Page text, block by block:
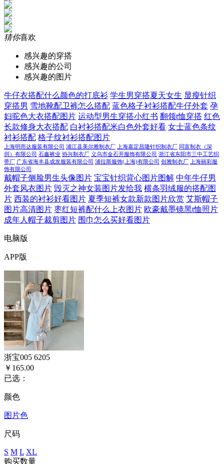
猜你喜欢
感兴趣的穿搭
感兴趣的公司
感兴趣的图片
牛仔衣搭配什么颜色的打底衫 学生男穿搭夏天女生 显瘦针织
穿搭男 雪地靴配卫裤怎么搭配 蓝色格子衬衫搭配牛仔外套 孕
妇驼色大衣搭配图片 运动型男生穿搭小红书 翻领t恤穿搭 红色
长款修身大衣搭配 白衬衫搭配米白色外套好看 女士蓝色条纹
衬衫搭配 格子纹衬衫搭配图片
上海明而达服装有限公司 浦江县美尔雅制衣厂 上海嘉定昌隆针织制衣厂 同富制衣（深
圳）有限公司 石鑫裤业 协兴制衣厂 义乌市金石开服饰有限公司 浙江省东阳市三中工艺织
带厂 广东省海丰县成发服装有限公司 浦拉斯服饰(上海)有限公司 创雅制衣厂
上海丽彩服
饰有限公司
戴帽子侧脸男生头像图片 宝宝针织背心图片图解 中年牛仔男
外套风衣图片 毁灭之神女装图片发给我 横条羽绒服的搭配图
片 西装的衬衫好看图片 夏季短裤女款新款图片欣赏 艾斯帽子
图片高清图片 枣红短裤配什么上衣图片 欧豪戴墨镜黑t恤照片
成年人帽子裁剪图片 围巾怎么买好看图片
电脑版
APP版
浙宝005 6205
￥165.00
已选：
颜色
图片色
尺码
S M L XL
购买数量